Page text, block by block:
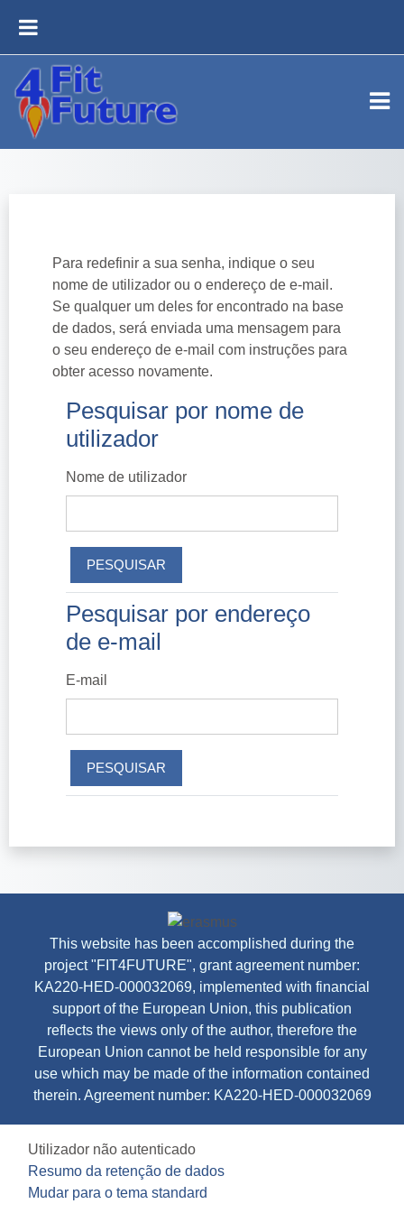
Para redefinir a sua senha, indique o seu
nome de utilizador ou o endereço de e-mail.
Se qualquer um deles for encontrado na base
de dados, será enviada uma mensagem para
o seu endereço de e-mail com instruções para
obter acesso novamente.
Pesquisar por nome de utilizador
Pesquisar por nome de
utilizador
Nome de utilizador
Pesquisar por endereço de e-mail
Pesquisar por endereço
de e-mail
E-mail
This website has been accomplished during the
project "FIT4FUTURE​", grant agreement number:
KA220-HED-000032069, implemented with financial
support of the European Union, ​this publication
reflects the views only of the author, therefore the
European Union cannot be held responsible for any
use which may be made of the information contained
therein. Agreement number: KA220-HED-000032069
Utilizador não autenticado
Resumo da retenção de dados
Mudar para o tema standard